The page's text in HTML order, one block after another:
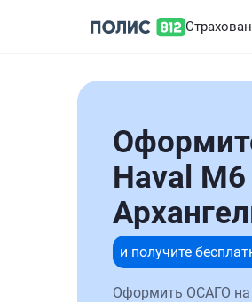
Haval M6
и получите
Оформить ОСАГО на